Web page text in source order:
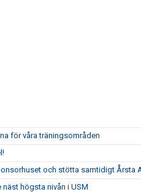
för våra träningsområden
och stötta samtidigt Årsta
näst högsta nivån i USM